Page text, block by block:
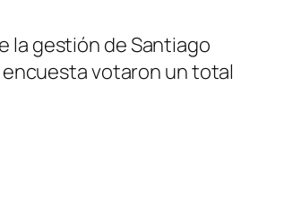
la gestión de Santiago
votaron un total